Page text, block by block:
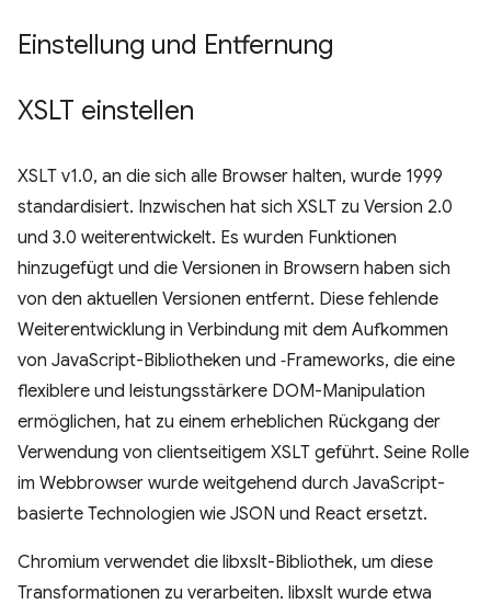
Einstellung und Entfernung
XSLT einstellen
XSLT v1.0, an die sich alle Browser halten, wurde 1999
standardisiert. Inzwischen hat sich XSLT zu Version 2.0
und 3.0 weiterentwickelt. Es wurden Funktionen
hinzugefügt und die Versionen in Browsern haben sich
von den aktuellen Versionen entfernt. Diese fehlende
Weiterentwicklung in Verbindung mit dem Aufkommen
von JavaScript-Bibliotheken und ‑Frameworks, die eine
flexiblere und leistungsstärkere DOM-Manipulation
ermöglichen, hat zu einem erheblichen Rückgang der
Verwendung von clientseitigem XSLT geführt. Seine Rolle
im Webbrowser wurde weitgehend durch JavaScript-
basierte Technologien wie JSON und React ersetzt.
Chromium verwendet die libxslt-Bibliothek, um diese
Transformationen zu verarbeiten. libxslt wurde etwa